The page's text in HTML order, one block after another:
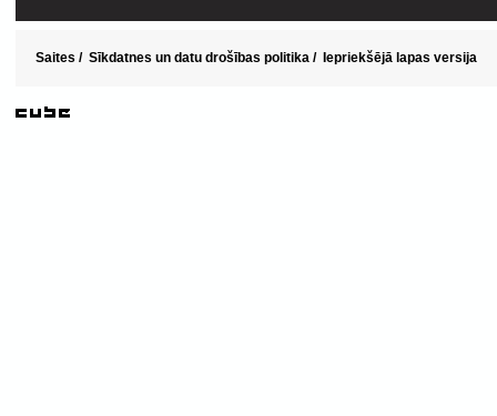
Saites / Sīkdatnes un datu drošības politika / Iepriekšējā lapas versija